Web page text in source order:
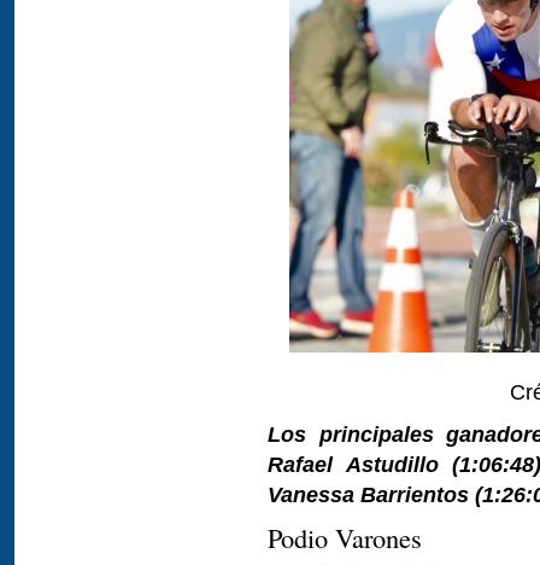
Los principales
Rafael Astudillo
Vanessa Barrientos
Podio Varones